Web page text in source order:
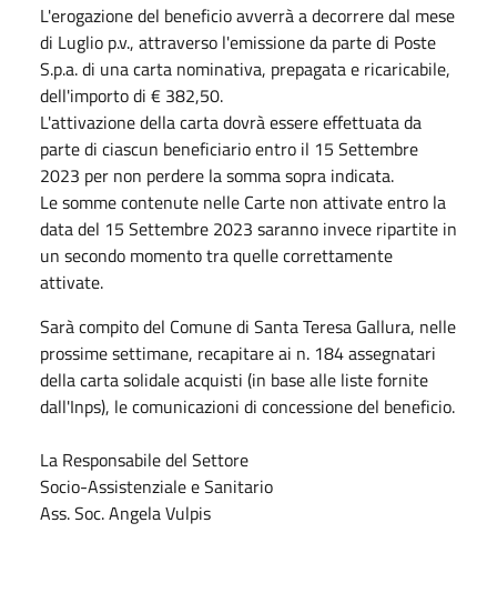
L'erogazione del beneficio avverrà a decorrere dal mese
di Luglio p.v., attraverso l'emissione da parte di Poste
S.p.a. di una carta nominativa, prepagata e ricaricabile,
dell'importo di € 382,50.
L'attivazione della carta dovrà essere effettuata da
parte di ciascun beneficiario entro il 15 Settembre
2023 per non perdere la somma sopra indicata.
Le somme contenute nelle Carte non attivate entro la
data del 15 Settembre 2023 saranno invece ripartite in
un secondo momento tra quelle correttamente
attivate.
Sarà compito del Comune di Santa Teresa Gallura, nelle
prossime settimane, recapitare ai n. 184 assegnatari
della carta solidale acquisti (in base alle liste fornite
dall'Inps), le comunicazioni di concessione del beneficio.
La Responsabile del Settore
Socio-Assistenziale e Sanitario
Ass. Soc. Angela Vulpis